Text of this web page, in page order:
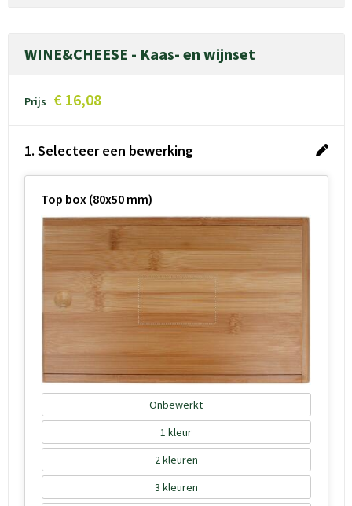
WINE&CHEESE - Kaas- en wijnset
Prijs € 16,08
1. Selecteer een bewerking
Top box (80x50 mm)
Onbewerkt
1
2
3